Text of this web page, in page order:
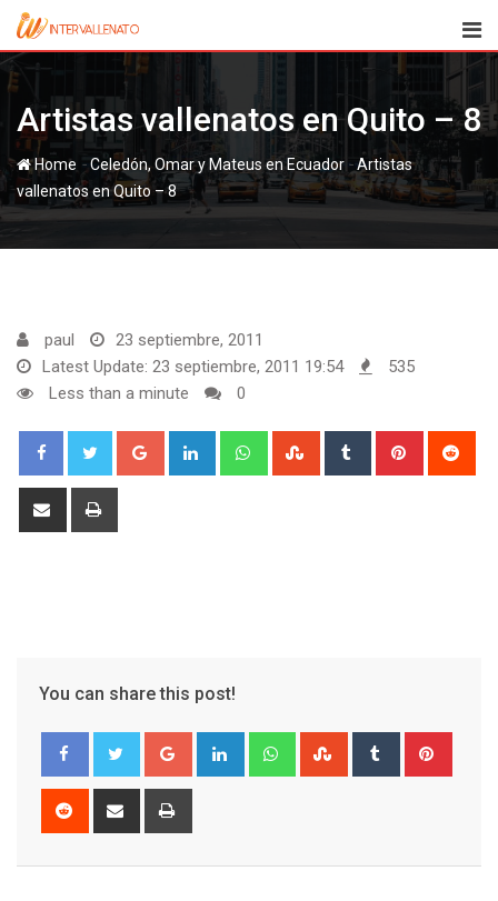
Skip
content
Artistas vallenatos en Quito – 8
Home -Celedón, Omar y Mateus en Ecuador -Artistas
vallenatos en Quito – 8
paul
23 septiembre, 2011
Latest Update: 23 septiembre, 2011 19:54
535
Less than a minute
0
Google+ LinkedIn WhatsappStumbleUpon
Tumblr Pinterest
Share
You can share this post!
Google+ LinkedIn WhatsappStumbleUpon
Tumblr
Reddit
Share